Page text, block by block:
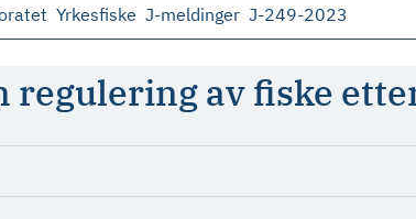
Yrkesfiske J-meldinger J-249-2023
regulering av fiske